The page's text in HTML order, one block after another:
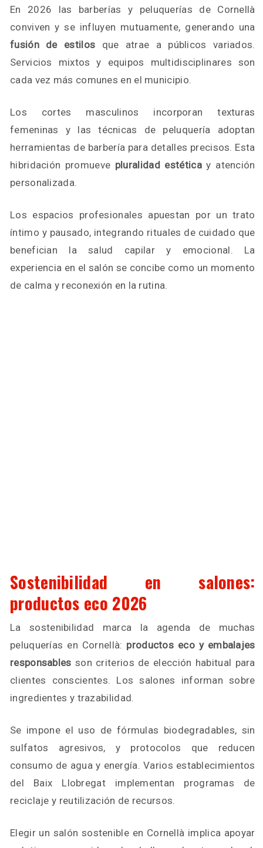
En 2026 las barberías y peluquerías de Cornellà
conviven y se influyen mutuamente, generando una
fusión de estilos que atrae a públicos variados.
Servicios mixtos y equipos multidisciplinares son
cada vez más comunes en el municipio.
Los cortes masculinos incorporan texturas
femeninas y las técnicas de peluquería adoptan
herramientas de barbería para detalles precisos. Esta
hibridación promueve pluralidad estéticay atención
personalizada.
Los espacios profesionales apuestan por un trato
íntimo y pausado, integrando rituales de cuidado que
benefician la salud capilar y emocional. La
experiencia en el salón se concibe como un momento
de calma y reconexión en la rutina.
Sostenibilidad en salones:
productos eco 2026
La sostenibilidad marca la agenda de muchas
peluquerías en Cornellà: productos eco y embalajes
responsables son criterios de elección habitual para
clientes conscientes. Los salones informan sobre
ingredientes y trazabilidad.
Se impone el uso de fórmulas biodegradables, sin
sulfatos agresivos, y protocolos que reducen
consumo de agua y energía. Varios establecimientos
del Baix Llobregat implementan programas de
reciclaje y reutilización de recursos.
Elegir un salón sostenible en Cornellà implica apoyar